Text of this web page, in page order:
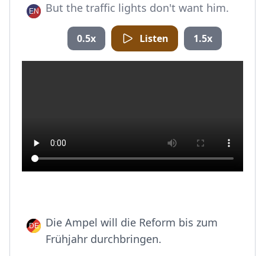
But the traffic lights don't want him.
0.5x Listen 1.5x
Die Ampel will die Reform bis zum
Frühjahr durchbringen.